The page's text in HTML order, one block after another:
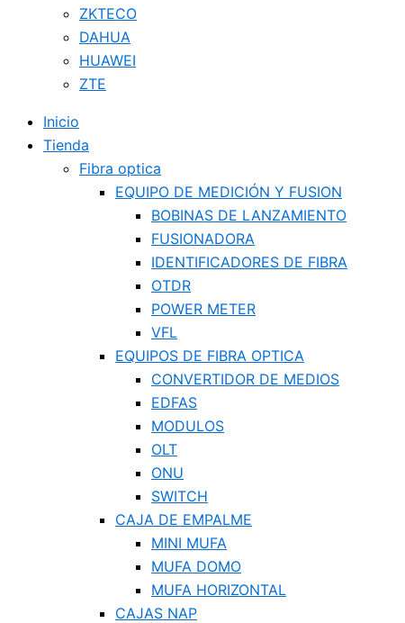
ZKTECO
DAHUA
HUAWEI
ZTE
Inicio
Tienda
Fibra optica
EQUIPO DE MEDICIÓN Y FUSION
BOBINAS DE LANZAMIENTO
FUSIONADORA
IDENTIFICADORES DE FIBRA
OTDR
POWER METER
VFL
EQUIPOS DE FIBRA OPTICA
CONVERTIDOR DE MEDIOS
EDFAS
MODULOS
OLT
ONU
SWITCH
CAJA DE EMPALME
MINI MUFA
MUFA DOMO
MUFA HORIZONTAL
CAJAS NAP